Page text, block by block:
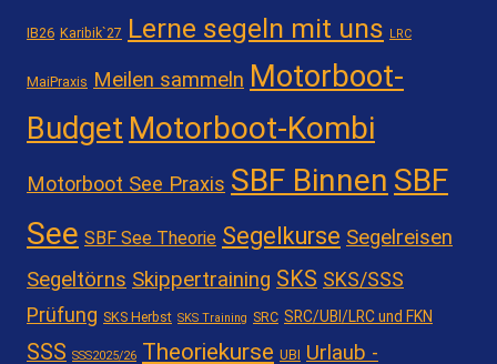
IB26 Karibik`27 Lerne segeln mit uns LRC
MaiPraxis Meilen sammeln Motorboot-
Budget Motorboot-Kombi
Motorboot See Praxis SBF Binnen SBF
See SBF See Theorie Segelkurse Segelreisen
Segeltörns Skippertraining SKS SKS/SSS
Prüfung SKS Herbst SKS Training SRC SRC/UBI/LRC und FKN
SSS SSS2025/26 Theoriekurse UBI Urlaub -